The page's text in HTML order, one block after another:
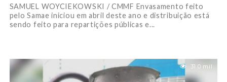
SAMUEL WOYCIEKOWSKI / CMMF Envasamento feito
pelo Samae iniciou em abril deste ano e distribuição está
sendo feito para repartições públicas e...
31.0 mil